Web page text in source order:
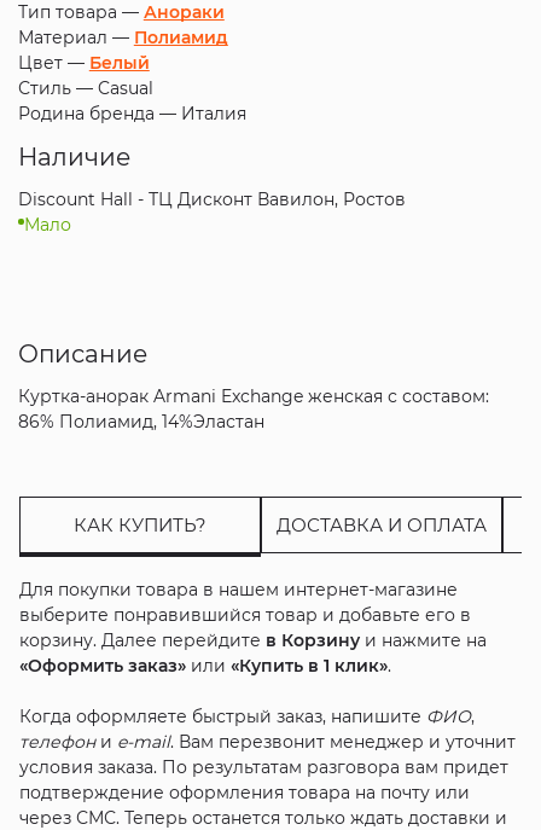
Тип товара — Анораки
Материал — Полиамид
Цвет — Белый
Стиль — Casual
Родина бренда — Италия
Наличие
Discount Hall - ТЦ Дисконт Вавилон, Ростов
Мало
Описание
Куртка-анорак Armani Exchange женская с составом:
86% Полиамид, 14%Эластан
КАК КУПИТЬ? ДОСТАВКА И ОПЛАТА
Для покупки товара в нашем интернет-магазине
выберите понравившийся товар и добавьте его в
корзину. Далее перейдите в Корзинуи нажмите на
«Оформить заказ»или «Купить в 1 клик».
Когда оформляете быстрый заказ, напишите ФИО,
телефони e-mail. Вам перезвонит менеджер и уточнит
условия заказа. По результатам разговора вам придет
подтверждение оформления товара на почту или
через СМС. Теперь останется только ждать доставки и